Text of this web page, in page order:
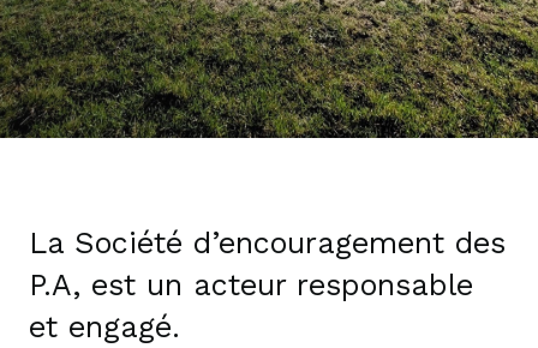
La Société d’encouragement des
P.A, est un acteur responsable
et engagé.